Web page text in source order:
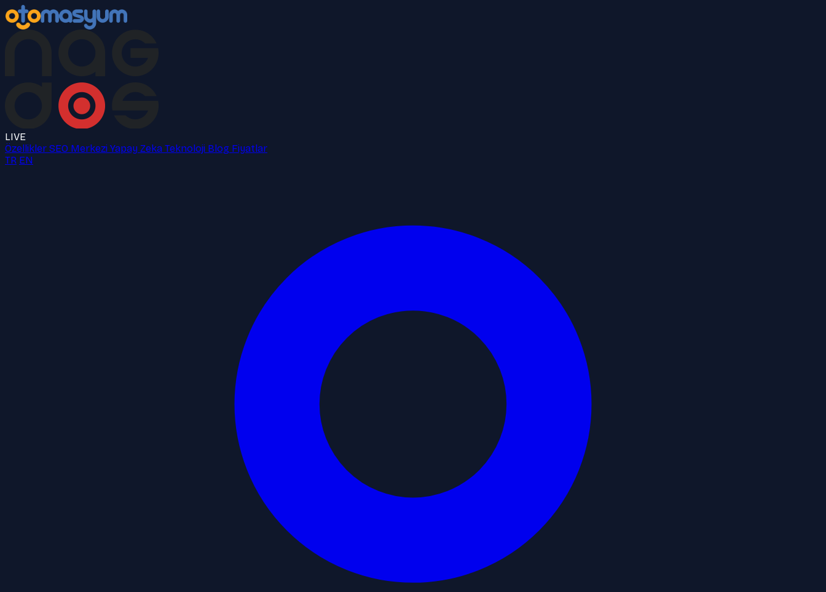
LIVE
Özellikler SEO Merkezi Yapay Zeka Teknoloji Blog Fiyatlar
TR EN